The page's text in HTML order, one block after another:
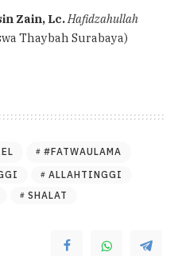
Zain, Lc. Hafidzahullah
Thaybah Surabaya)
#FATWAULAMA
ALLAHTINGGI
SHALAT